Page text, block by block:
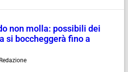
non molla: possibili dei
si boccheggerà fino a